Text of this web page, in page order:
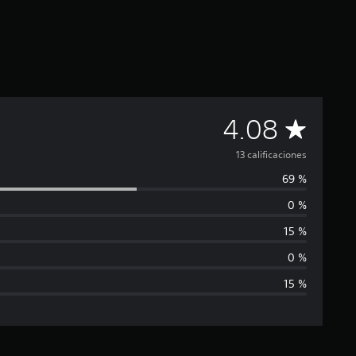
4.08 C
a
i
c
13 calificaciones
69 %
0 %
15 %
0 %
15 %